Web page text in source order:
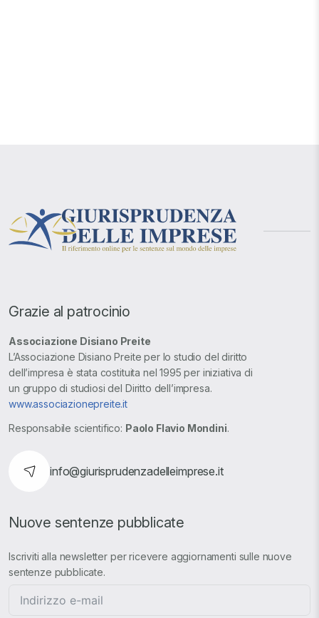
Grazie al patrocinio
Associazione Disiano Preite
L’Associazione Disiano Preite per lo studio del diritto
dell’impresa è stata costituita nel 1995 per iniziativa di
un gruppo di studiosi del Diritto dell’impresa.
www.associazionepreite.it
Responsabile scientifico: Paolo Flavio Mondini.
info@giurisprudenzadelleimprese.it
Nuove sentenze pubblicate
Iscriviti alla newsletter per ricevere aggiornamenti sulle nuove
sentenze pubblicate.